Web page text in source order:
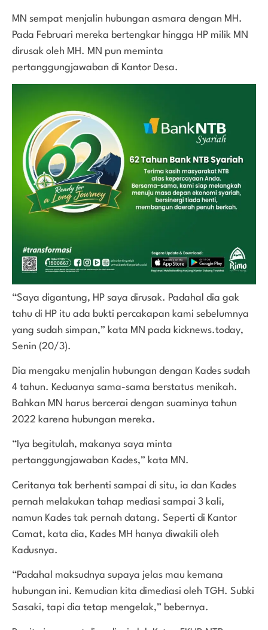
MN sempat menjalin hubungan asmara dengan MH.
Pada Februari mereka bertengkar hingga HP milik MN
dirusak oleh MH. MN pun meminta
pertanggungjawaban di Kantor Desa.
“Saya digantung, HP saya dirusak. Padahal dia gak
tahu di HP itu ada bukti percakapan kami sebelumnya
yang sudah simpan,” kata MN pada kicknews.today,
Senin (20/3).
Dia mengaku menjalin hubungan dengan Kades sudah
4 tahun. Keduanya sama-sama berstatus menikah.
Bahkan MN harus bercerai dengan suaminya tahun
2022 karena hubungan mereka.
“Iya begitulah, makanya saya minta
pertanggungjawaban Kades,” kata MN.
Ceritanya tak berhenti sampai di situ, ia dan Kades
pernah melakukan tahap mediasi sampai 3 kali,
namun Kades tak pernah datang. Seperti di Kantor
Camat, kata dia, Kades MH hanya diwakili oleh
Kadusnya.
“Padahal maksudnya supaya jelas mau kemana
hubungan ini. Kemudian kita dimediasi oleh TGH. Subki
Sasaki, tapi dia tetap mengelak,” bebernya.